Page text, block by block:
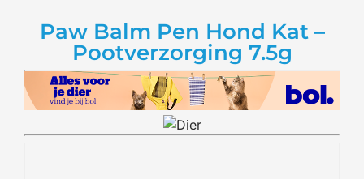
Paw Balm Pen Hond Kat –
Pootverzorging 7.5g